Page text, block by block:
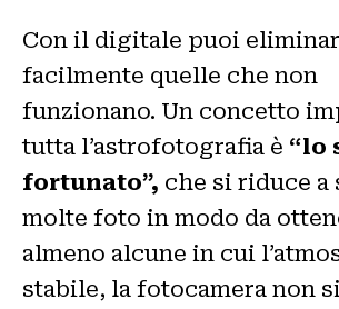
Con il digitale puoi
facilmente quelle che non
funzionano. Un concetto
tutta l’astrofotografia è “lo
fortunato”, che si riduce a
molte foto in modo da
almeno alcune in cui
stabile, la fotocamera non